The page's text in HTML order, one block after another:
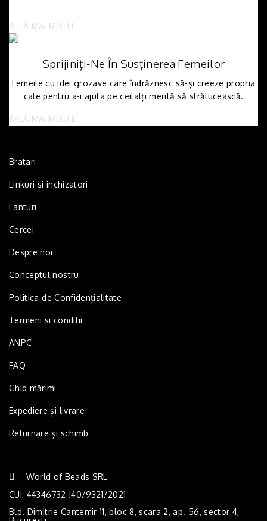
AFLĂ MAI MULTE
Sprijiniți-Ne În Susținerea Femeilor
Femeile cu idei grozave care îndrăznesc să-și creeze propria
cale pentru a-i ajuta pe ceilalți merită să strălucească.
AFLĂ MAI MULTE
Bratari
Linkuri si inchizatori
Lanturi
Cercei
Despre noi
Conceptul nostru
Politica de Confidențialitate
Termeni si conditii
ANPC
FAQ
Ghid mărimi
Expediere și livrare
Returnare și schimb
World of Beads SRL
CUI: 44346732 J40/9321/2021
Bld. Dimitrie Cantemir 11, bloc 8, scara 2, ap. 56, sector 4,